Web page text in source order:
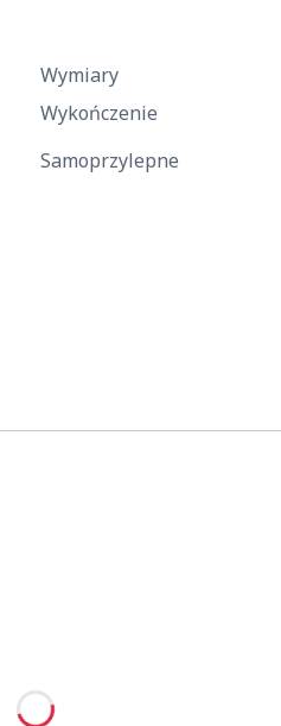
Wymiary
Wykończenie
Samoprzylepne